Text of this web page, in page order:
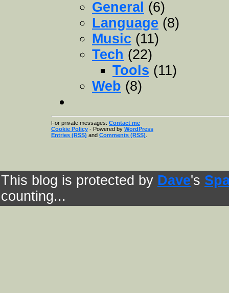
General (6)
Language (8)
Music (11)
Tech (22)
Tools (11)
Web (8)
For private messages: Contact me
Cookie Policy - Powered by WordPress
Entries (RSS) and Comments (RSS)
This blog is protected by Dave's
counting...